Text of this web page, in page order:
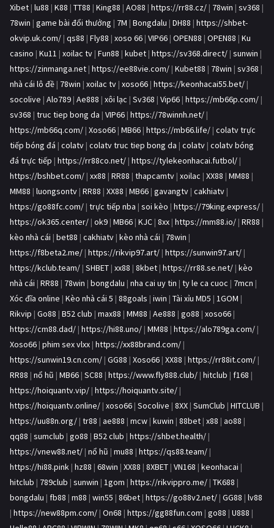
Xibet | lu88 | K88 | TT88 | King88 | AO88 | https://rr88.cz/ | 78win | sv368 |
78win | game bài đổi thưởng | 7M | Bongdalu | DH88 | https://shbet-
okvip.uk.com/ | qs88 | Fly88 | xoso 66 | VIP66 | OPEN88 | OPEN88 | Ku
casino | Ku11 | xoilac tv | Fun88 | kubet | https://sv368.direct/ | sunwin |
https://zinmanga.net | https://ee88vie.com/ | Kubet88 | 78win | sv368 |
nhà cái lô đề | 78win | xoilac tv | xoso66 | https://keonhacai55.bet/ |
socolive | Alo789 | Ae888 | xôi lạc | Sv368 | Vip66 | https://mb66p.com/ |
sv368 | truc tiep bong da | VIP66 | https://78winnh.net/ |
https://mb66q.com/ | Xoso66 | MB66 | https://mb66.life/ | colatv trực
tiếp bóng đá | colatv | colatv truc tiep bong da | colatv | colatv bóng
đá trực tiếp | https://rr88co.net/ | https://tylekeonhacai.futbol/ |
https://bshbet.com/ | xx88 | RR88 | thapcamtv | xoilac | XX88 | MM88 |
MM88 | luongsontv | RR88 | XX88 | MB66 | gavangtv | cakhiatv |
https://go88fc.com/ | trực tiếp nba | soi kèo | https://79king.express/ |
https://ok365.center/ | ok9 | MB66 | KJC | 8xx | https://mm88.io/ | RR88 |
kèo nhà cái | bet88 | cakhiatv | kèo nhà cái | 78win |
https://f8beta2.me/ | https://rikvip97.art/ | https://sunwin97.art/ |
https://kclub.team/ | SHBET | xx88 | 8kbet | https://rr88.se.net/ | kèo
nhà cái | RR88 | 78win | bongdalu | nha cai uy tin | ty le ca cuoc | 7mcn |
Xóc đĩa online | Kèo nhà cái 5 | 88goals | iwin | Tài xỉu MD5 | 1GOM |
Rikvip | Go88 | B52 club | max88 | MM88 | Ae888 | go88 | xoso66 |
https://cm88.dad/ | https://hi88.uno/ | MM88 | https://alo789ga.com/ |
Xoso66 | phim sex vlxx | https://xx88brand.com/ |
https://sunwin19.cn.com/ | GG88 | Xoso66 | XX88 | https://rr88it.com/ |
RR88 | nổ hũ | MB66 | SC88 | https://www.fly888.club/ | hitclub | f168 |
https://hoiquantv.vip/ | https://hoiquantv.site/ |
https://hoiquantv.online/ | xoso66 | Socolive | 8XX | SumClub | HITCLUB |
https://uu88n.org/ | tr88 | ae888 | mcw | kuwin | 88bet | x88 | ao88 |
qq88 | sumclub | go88 | B52 club | https://shbet.health/ |
https://vnew88.net/ | nổ hũ | mu88 | https://qs88.team/ |
https://hi88.pink | hz88 | 68win | XX88 | 8XBET | VN168 | keonhacai |
hitclub | 789club | sunwin | 1gom | https://rikvippro.me/ | TK688 |
bongdalu | fb88 | m88 | win55 | 86bet | https://go88v2.net/ | GG88 | lv88
| https://new88pm.com/ | On68 | https://gg88fun.com | go88 | U888 |